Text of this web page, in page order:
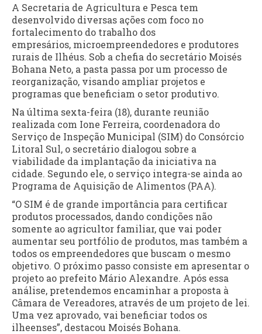
A Secretaria de Agricultura e Pesca tem
desenvolvido diversas ações com foco no
fortalecimento do trabalho dos
empresários, microempreendedores e produtores
rurais de Ilhéus. Sob a chefia do secretário Moisés
Bohana Neto, a pasta passa por um processo de
reorganização, visando ampliar projetos e
programas que beneficiam o setor produtivo.
Na última sexta-feira (18), durante reunião
realizada com Ione Ferreira, coordenadora do
Serviço de Inspeção Municipal (SIM) do Consórcio
Litoral Sul, o secretário dialogou sobre a
viabilidade da implantação da iniciativa na
cidade. Segundo ele, o serviço integra-se ainda ao
Programa de Aquisição de Alimentos (PAA).
“O SIM é de grande importância para certificar
produtos processados, dando condições não
somente ao agricultor familiar, que vai poder
aumentar seu portfólio de produtos, mas também a
todos os empreendedores que buscam o mesmo
objetivo. O próximo passo consiste em apresentar o
projeto ao prefeito Mário Alexandre. Após essa
análise, pretendemos encaminhar a proposta à
Câmara de Vereadores, através de um projeto de lei.
Uma vez aprovado, vai beneficiar todos os
ilheenses”, destacou Moisés Bohana.